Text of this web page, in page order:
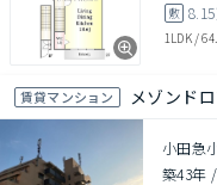
敷
1LDK/
賃貸マンション メゾンド
小田急
築43年 /